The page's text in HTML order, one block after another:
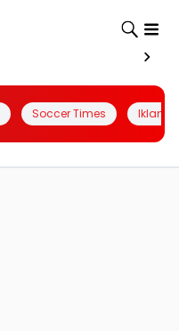
Soccer Times Iklanin